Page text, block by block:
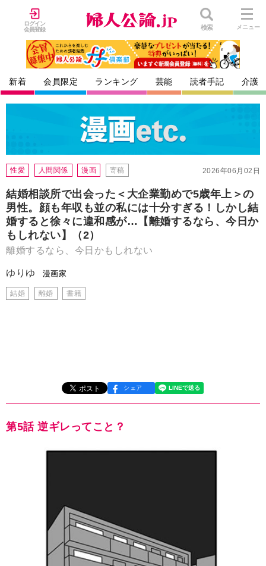
ログイン
会員登録
検索 メニュー
新着 会員限定 ランキング 芸能 読者手記 介護
2026年06月02日
性愛 人間関係 漫画 寄稿
結婚相談所で出会った＜大企業勤めで5歳年上＞の
男性。顔も年収も並の私には十分すぎる！しかし結
婚すると徐々に違和感が…【離婚するなら、今日か
もしれない】（2）
離婚するなら、今日かもしれない
ゆりゆ 漫画家
結婚 離婚 書籍
シェア
第5話 逆ギレってこと？